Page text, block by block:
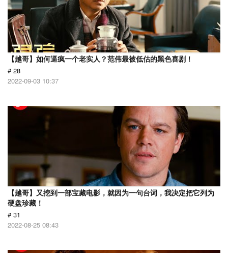
【越哥】如何逼疯一个老实人？范伟最被低估的黑色喜剧！
# 28
2022-09-03 10:37
【越哥】又挖到一部宝藏电影，就因为一句台词，我决定把它列为
硬盘珍藏！
# 31
2022-08-25 08:43